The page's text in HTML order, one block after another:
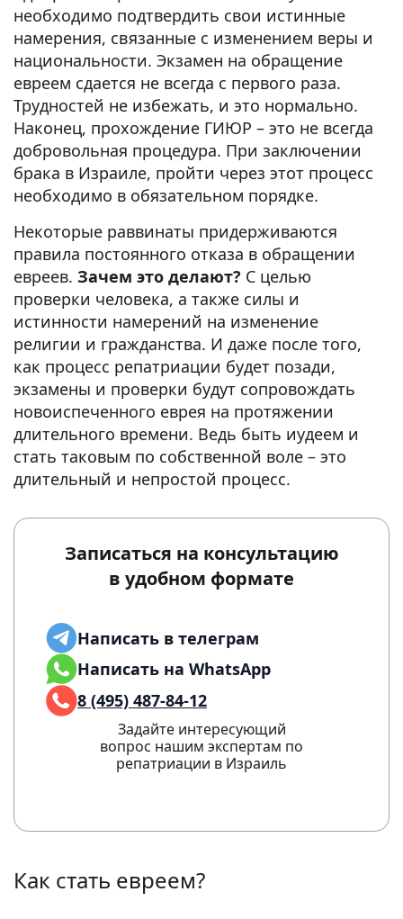
необходимо подтвердить свои истинные
намерения, связанные с изменением веры и
национальности. Экзамен на обращение
евреем сдается не всегда с первого раза.
Трудностей не избежать, и это нормально.
Наконец, прохождение ГИЮР – это не всегда
добровольная процедура. При заключении
брака в Израиле, пройти через этот процесс
необходимо в обязательном порядке.
Некоторые раввинаты придерживаются
правила постоянного отказа в обращении
евреев. Зачем это делают? С целью
проверки человека, а также силы и
истинности намерений на изменение
религии и гражданства. И даже после того,
как процесс репатриации будет позади,
экзамены и проверки будут сопровождать
новоиспеченного еврея на протяжении
длительного времени. Ведь быть иудеем и
стать таковым по собственной воле – это
длительный и непростой процесс.
Записаться на консультацию
в удобном формате
Написать в телеграм
Написать на WhatsApp
8 (495) 487-84-12
Задайте интересующий
вопрос нашим экспертам по
репатриации в Израиль
Как стать евреем?